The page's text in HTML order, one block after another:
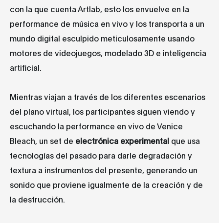
con la que cuenta Artlab, esto los envuelve en la
performance de música en vivo y los transporta a un
mundo digital esculpido meticulosamente usando
motores de videojuegos, modelado 3D e inteligencia
artificial.
Mientras viajan a través de los diferentes escenarios
del plano virtual, los participantes siguen viendo y
escuchando la performance en vivo de Venice
Bleach, un set de electrónica experimental que usa
tecnologías del pasado para darle degradación y
textura a instrumentos del presente, generando un
sonido que proviene igualmente de la creación y de
la destrucción.